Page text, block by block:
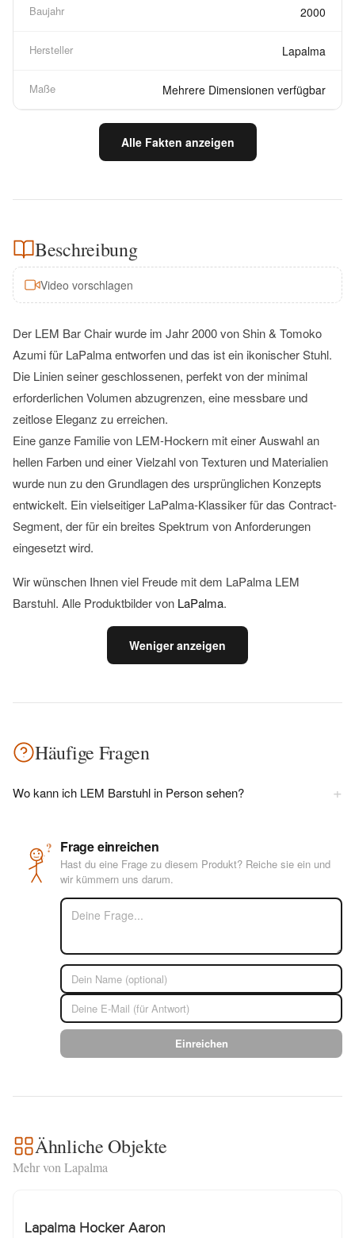
Baujahr 2000
Hersteller Lapalma
Maße Mehrere Dimensionen verfügbar
Alle Fakten anzeigen
Beschreibung
Video vorschlagen
Der LEM Bar Chair wurde im Jahr 2000 von Shin & Tomoko
Azumi für LaPalma entworfen und das ist ein ikonischer Stuhl.
Die Linien seiner geschlossenen, perfekt von der minimal
erforderlichen Volumen abzugrenzen, eine messbare und
zeitlose Eleganz zu erreichen.
Eine ganze Familie von LEM-Hockern mit einer Auswahl an
hellen Farben und einer Vielzahl von Texturen und Materialien
wurde nun zu den Grundlagen des ursprünglichen Konzepts
entwickelt. Ein vielseitiger LaPalma-Klassiker für das Contract-
Segment, der für ein breites Spektrum von Anforderungen
eingesetzt wird.
Wir wünschen Ihnen viel Freude mit dem LaPalma LEM
Barstuhl. Alle Produktbilder von LaPalma.
Weniger anzeigen
Häufige Fragen
Wo kann ich LEM Barstuhl in Person sehen? +
? Frage einreichen
Hast du eine Frage zu diesem Produkt? Reiche sie ein und
wir kümmern uns darum.
Einreichen
Ähnliche Objekte
Mehr von Lapalma
Lapalma Hocker Aaron